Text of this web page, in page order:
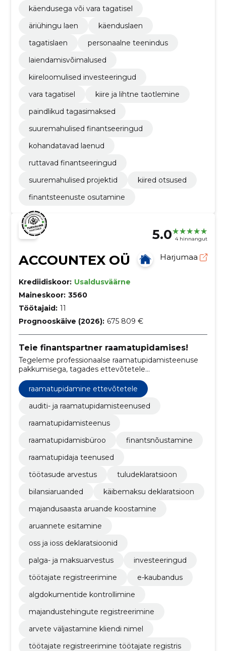
käendusega või vara tagatisel
äriühingu laen
käenduslaen
tagatislaen
personaalne teenindus
laiendamisvõimalused
kiireloomulised investeeringud
vara tagatisel
kiire ja lihtne taotlemine
paindlikud tagasimaksed
suuremahulised finantseeringud
kohandatavad laenud
ruttavad finantseeringud
suuremahulised projektid
kiired otsused
finantsteenuste osutamine
5.0 4 hinnangut
ACCOUNTEX OÜ Harjumaa
Krediidiskoor: Usaldusväärne
Maineskoor: 3560
Töötajaid: 11
Prognooskäive (2026): 675 809 €
Teie finantspartner raamatupidamises!
Tegeleme professionaalse raamatupidamisteenuse
pakkumisega, tagades ettevõtetele
finantskohustuste tõhusa haldamise ja seaduslike
nõuete täitmise Eestis.
raamatupidamine ettevõtetele
auditi- ja raamatupidamisteenused
raamatupidamisteenus
raamatupidamisbüroo
finantsnõustamine
raamatupidaja teenused
töötasude arvestus
tuludeklaratsioon
bilansiaruanded
käibemaksu deklaratsioon
majandusaasta aruande koostamine
aruannete esitamine
oss ja ioss deklaratsioonid
palga- ja maksuarvestus
investeeringud
töötajate registreerimine
e-kaubandus
algdokumentide kontrollimine
majandustehingute registreerimine
arvete väljastamine kliendi nimel
töötajate registreerimine töötajate registris